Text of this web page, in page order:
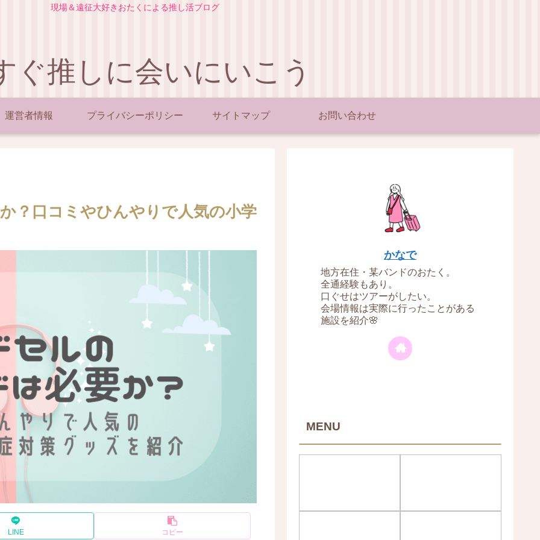
現場＆遠征大好きおたくによる推し活ブログ
ぐ推しに会いにいこう
運営者情報 プライバシーポリシー サイトマップ お問い合わせ
？口コミやひんやりで人気の小学
LINE コピー
かなで
地方在住・某バンドのおたく。
全通経験もあり。
口ぐせはツアーがしたい。
会場情報は実際に行ったことがある
施設を紹介🌸
MENU